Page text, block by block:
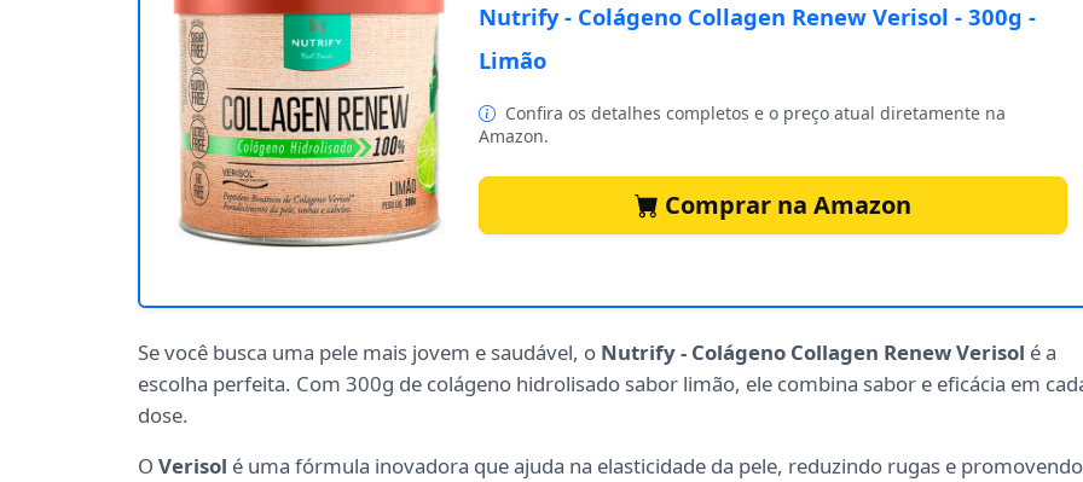
Nutrify - Colágeno Collagen Renew Verisol - 300g -
Limão
Confira os detalhes completos e o preço atual diretamente na
Amazon.
Comprar na Amazon
Se você busca uma pele mais jovem e saudável, o Nutrify - Colágeno Collagen Renew Verisol é a
escolha perfeita. Com 300g de colágeno hidrolisado sabor limão, ele combina sabor e eficácia em
dose.
O Verisol é uma fórmula inovadora que ajuda na elasticidade da pele, reduzindo rugas e promovendo